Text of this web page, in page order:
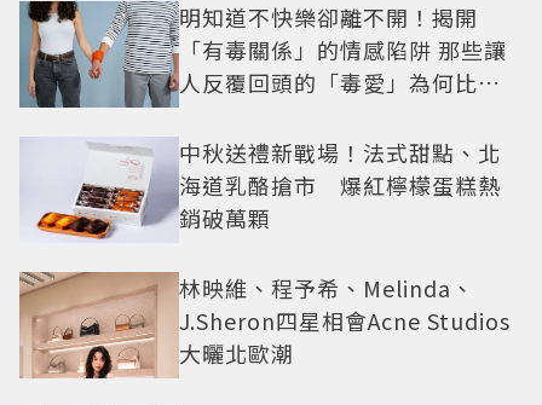
明知道不快樂卻離不開！揭開
「有毒關係」的情感陷阱 那些讓
人反覆回頭的「毒愛」為何比菸
中秋送禮新戰場！法式甜點、北
海道乳酪搶市 爆紅檸檬蛋糕熱
銷破萬顆
林映維、程予希、Melinda、
J.Sheron四星相會Acne Studios
大曬北歐潮